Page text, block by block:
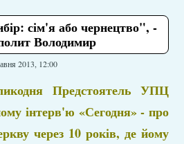
сім'я або чернецтво", -
Володимир
2013, 12:00
Предстоятель УПЦ
інтерв'ю «Сегодня» - про
через 10 років, де йому